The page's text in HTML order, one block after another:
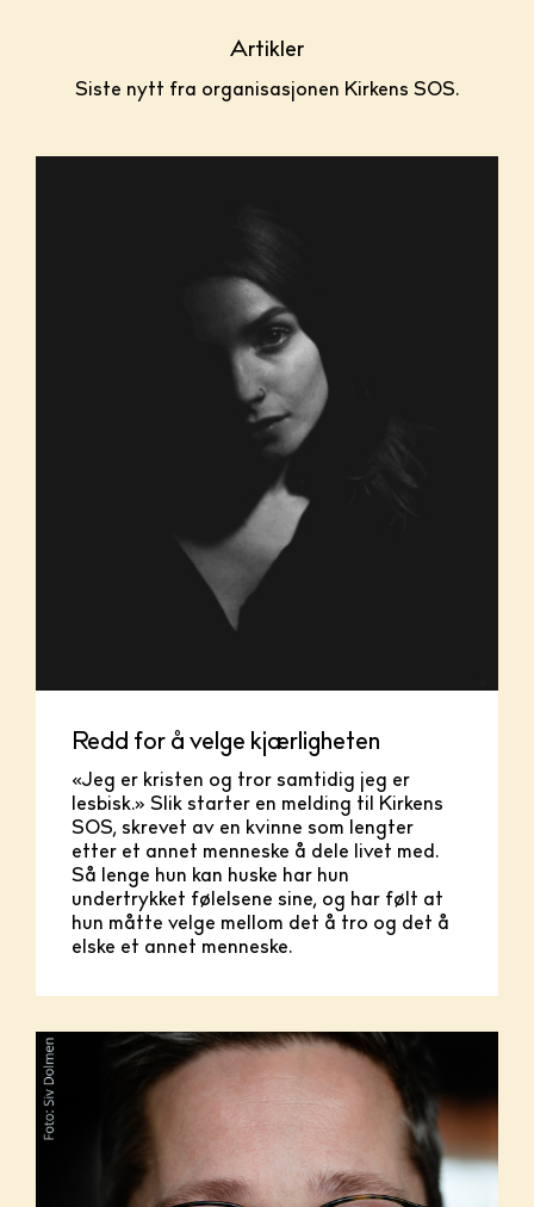
Artikler
Siste nytt fra organisasjonen Kirkens SOS.
Redd for å velge kjærligheten
«Jeg er kristen og tror samtidig jeg er
lesbisk.» Slik starter en melding til Kirkens
SOS, skrevet av en kvinne som lengter
etter et annet menneske å dele livet med.
Så lenge hun kan huske har hun
undertrykket følelsene sine, og har følt at
hun måtte velge mellom det å tro og det å
elske et annet menneske.